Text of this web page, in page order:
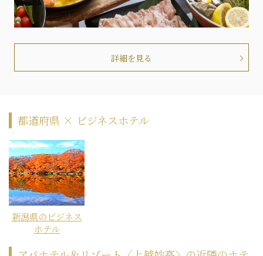
詳細を見る
都道府県 × ビジネスホテル
新潟県のビジネス
ホテル